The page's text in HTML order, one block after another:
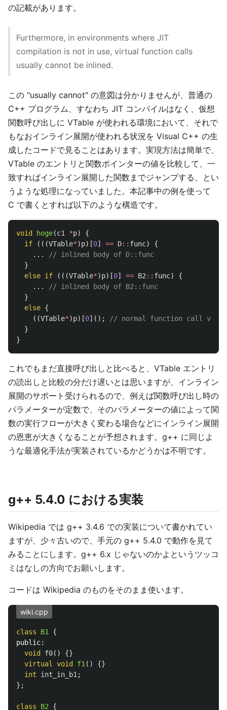
の記載があります。
Furthermore, in environments where JIT
compilation is not in use, virtual function calls
usually cannot be inlined.
この "usually cannot" の意図は分かりませんが、普通の
C++ プログラム、すなわち JIT コンパイルはなく、仮想
関数呼び出しに VTable が使われる環境において、それで
もなおインライン展開が使われる状況を Visual C++ の生
成したコードで見ることはあります。実現方法は簡単で、
VTable のエントリと関数ポインターの値を比較して、一
致すればインライン展開した関数までジャンプする、とい
うような処理になっていました。本記事中の例を使って
C で書くとすれば以下のような構造です。
void hoge(c1 *p)
{
if
(((VTable*)p)[0] == D:: func)
{
...
// inlined body of D::func
}
else if (((VTable*)p)[0] == B2 :: func)
{
...
// inlined body of B2::func
}
else {
((VTable*)p)[0]();
// normal function call via
}
}
これでもまだ直接呼び出しと比べると、VTable エントリ
の読出しと比較の分だけ遅いとは思いますが、インライン
展開のサポート受けられるので、例えば関数呼び出し時の
パラメーターが定数で、そのパラメーターの値によって関
数の実行フローが大きく変わる場合などにインライン展開
の恩恵が大きくなることが予想されます。g++ に同じよ
うな最適化手法が実装されているかどうかは不明です。
g++ 5.4.0 における実装
Wikipedia では g++ 3.4.6 での実装について書かれてい
ますが、少々古いので、手元の g++ 5.4.0 で動作を見て
みることにします。g++ 6.x じゃないのかよというツッコ
ミはなしの方向でお願いします。
コードは Wikipedia のものをそのまま使います。
wiki.cpp
class B1
{
public:
void
f0()
{}
virtual
void f1 ()
{}
int
int_in_b1 ;
};
class B2
{